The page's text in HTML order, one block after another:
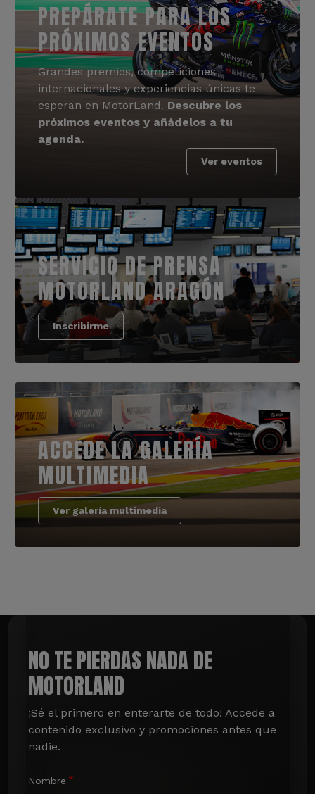
PREPÁRATE PARA LOS
PRÓXIMOS EVENTOS
Grandes premios, competiciones
internacionales y experiencias únicas te
esperan en MotorLand. Descubre los
próximos eventos y añádelos a tu
agenda.
Ver eventos
SERVICIO DE PRENSA
MOTORLAND ARAGÓN
Inscribirme
ACCEDE LA GALERÍA
MULTIMEDIA
Ver galería multimedia
NO TE PIERDAS NADA DE
MOTORLAND
¡Sé el primero en enterarte de todo! Accede a
contenido exclusivo y promociones antes que
nadie.
Nombre